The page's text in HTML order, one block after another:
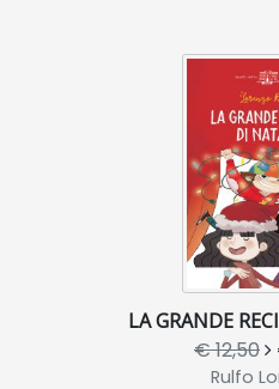
LA GRANDE
€ 12,50
Rulfo